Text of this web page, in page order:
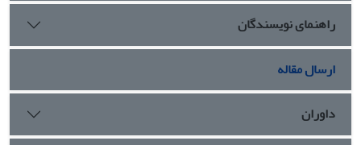
تأثیر مهمی در تصمیم‌گیری و جهت‌گیری آنها نسبت به سیستم‌های
اطلاعاتی دارد. همچنین وجود تفکر استراتژیک نسبت به توسعه
سازمان و به تبع آن پیاده‌سازی سیستم‌های اطلاعاتی یکی از
مولفه‏های مهم دیگری است که در رویکرد مدیران نسبت به
بکارگیری سیستم‌های اطلاعاتی استراتژیک تأثیر بسزایی دارد.
راهنمای نویسندگان
ارسال مقاله
داوران